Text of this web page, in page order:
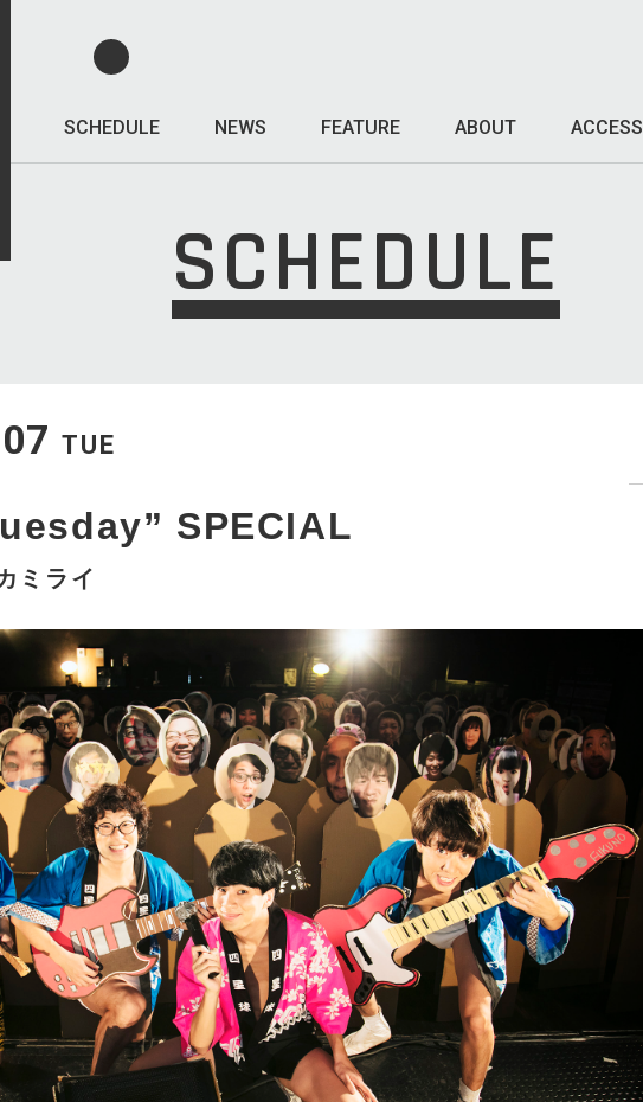
SCHEDULE NEWS FEATURE ABOUT ACCESS
SCHEDULE
TUE
SPECIAL
ミライ